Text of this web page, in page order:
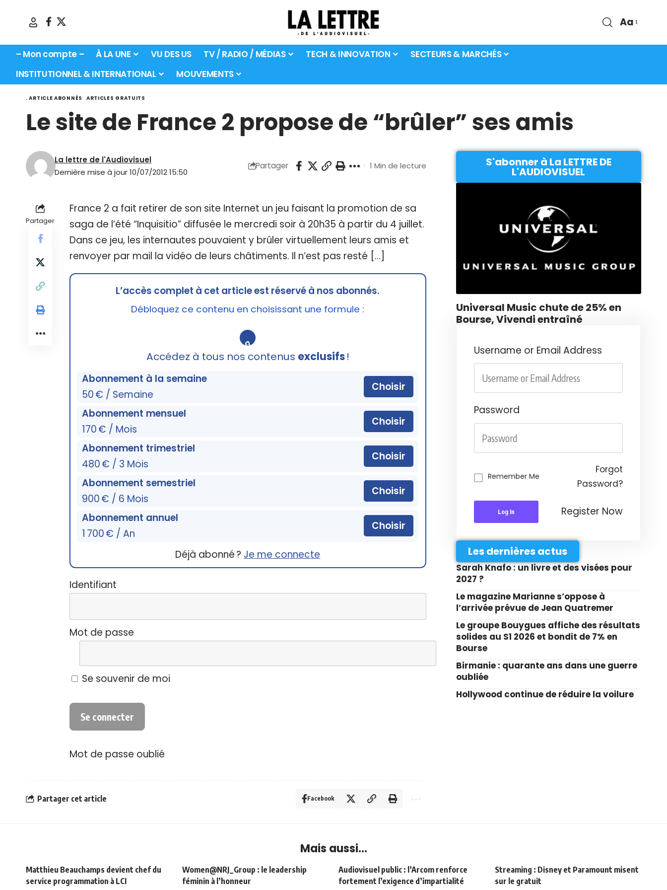
Aa
– Mon compte – À LA UNE VU DES US TV / RADIO / MÉDIAS TECH & INNOVATION
SECTEURS & MARCHÉS
INSTITUTIONNEL & INTERNATIONAL
MOUVEMENTS
. ARTICLE ABONNÉS ARTICLES GRATUITS
Le site de France 2 propose de “brûler” ses amis
Dernière mise à jour 10/07/2012 15:50
La lettre de l'Audiovisuel
Partager 1 Min de lecture
Partager
France 2 a fait retirer de son site Internet un jeu faisant la promotion de sa
saga de l’été “Inquisitio” diffusée le mercredi soir à 20h35 à partir du 4 juillet.
Dans ce jeu, les internautes pouvaient y brûler virtuellement leurs amis et
renvoyer par mail la vidéo de leurs châtiments. Il n’est pas resté […]
L’accès complet à cet article est réservé à nos abonnés.
Débloquez ce contenu en choisissant une formule :
🔒
Accédez à tous nos contenus exclusifs!
Abonnement à la semaine
50 € / Semaine
Choisir
Abonnement mensuel
170 € / Mois
Choisir
Abonnement trimestriel
480 € / 3 Mois
Choisir
Abonnement semestriel
900 € / 6 Mois
Choisir
Abonnement annuel
1 700 € / An
Choisir
Déjà abonné ? Je me connecte
Identifiant
Mot de passe
Se souvenir de moi
Mot de passe oublié
Partager cet article Facebook
S'abonner à La LETTRE DE
L'AUDIOVISUEL
Universal Music chute de 25% en
Bourse, Vivendi entraîné
Username or Email Address
Password
Remember Me
Forgot
Password?
Log In Register Now
Les dernières actus
Sarah Knafo : un livre et des visées pour
2027 ?
Le magazine Marianne s’oppose à
l’arrivée prévue de Jean Quatremer
Le groupe Bouygues affiche des résultats
solides au S1 2026 et bondit de 7% en
Bourse
Birmanie : quarante ans dans une guerre
oubliée
Hollywood continue de réduire la voilure
Mais aussi...
Matthieu Beauchamps devient chef du
service programmation à LCI
Women@NRJ_Group : le leadership
féminin à l’honneur
Audiovisuel public : l’Arcom renforce
fortement l’exigence d’impartialité
Streaming : Disney et Paramount misent
sur le gratuit